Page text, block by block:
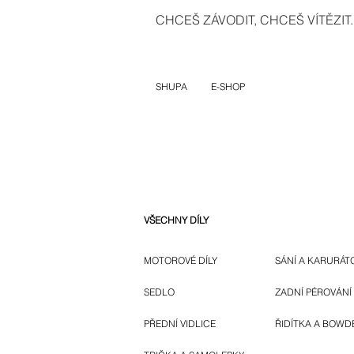
CHCEŠ ZÁVODIT, CHCEŠ
SHUPA E-SHOP
VŠECHNY DÍLY
MOTOROVÉ DÍLY
SEDLO
PŘEDNÍ VIDLICE
SÁNÍ A
ZADNÍ PÉROVÁNÍ
ŘIDÍTKA A